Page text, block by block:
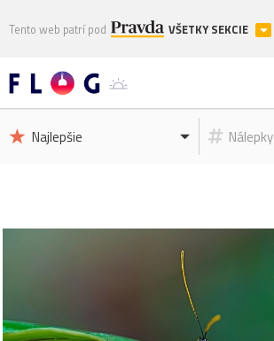
Tento web patrí pod VŠETKY SEKCIE
Najlepšie Nálepky